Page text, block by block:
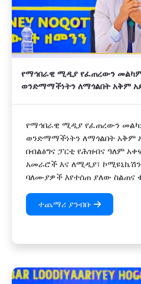
የማኅበራዊ ሚዲያ የፈጠረውን መልካም
ወንድማማችነትን ለማጎልበት አቅም
የማኅበራዊ ሚዲያ የፈጠረውን
ወንድማማችነትን ለማጎልበት አቅም
በብልፅግና ፓርቲ የሕዝብና ዓለም
አመራሮች እና ለሚዲያ፣ ኮሚዩኒኬሽን
ባለሙያዎች እየተሰጠ ያለው ስልጠና
ተጨማሪ ያንብቡ